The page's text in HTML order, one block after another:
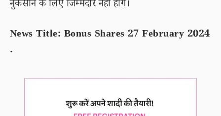
नुकसान के लिए जिम्मेदार नहीं होंगे।
News Title: Bonus Shares 27 February 2024
.